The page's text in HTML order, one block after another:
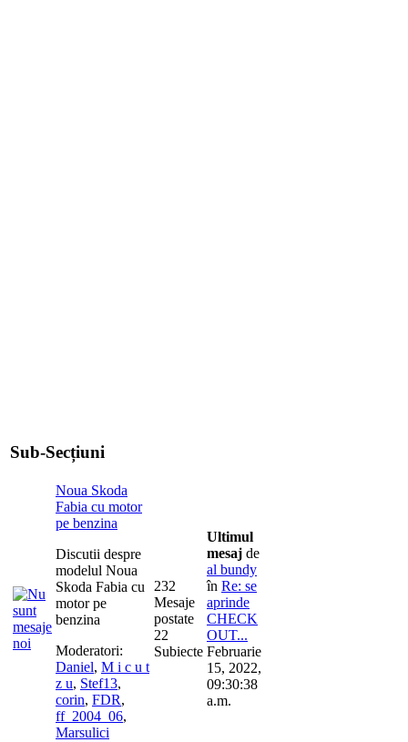
Sub-Secțiuni
Noua Skoda
Fabia cu motor
pe benzina
Discutii despre
modelul Noua
Skoda Fabia cu
motor pe
benzina
Moderatori:
Daniel, M i c u t
z u, Stef13,
corin, FDR,
ff_2004_06,
Marsulici
232
Mesaje
postate
22
Subiecte
Ultimul
mesaj de
al bundy
în Re: se
aprinde
CHECK
OUT...
Februarie
15, 2022,
09:30:38
a.m.